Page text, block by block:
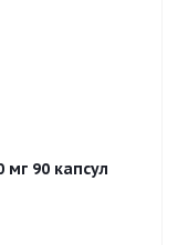
90 капсул